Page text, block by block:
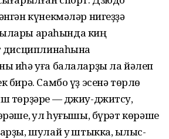
күнекмәләр нигеҙҙә
араһында киң
дисциплинаһына
иһә уға балаларҙы ла йәлеп
бирә. Самбо үҙ эсенә төрлө
төрҙәре — джиу-джитсу,
ҡул һуғышы, бүрәт көрәше
шулай уҡ штыкка, ҡылыс-